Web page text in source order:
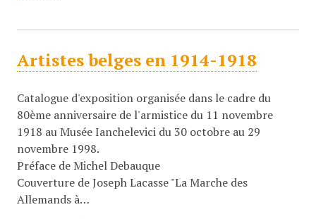
Artistes belges en 1914-1918
Catalogue d'exposition organisée dans le cadre du
80ème anniversaire de l'armistice du 11 novembre
1918 au Musée Ianchelevici du 30 octobre au 29
novembre 1998.
Préface de Michel Debauque
Couverture de Joseph Lacasse "La Marche des
Allemands à…